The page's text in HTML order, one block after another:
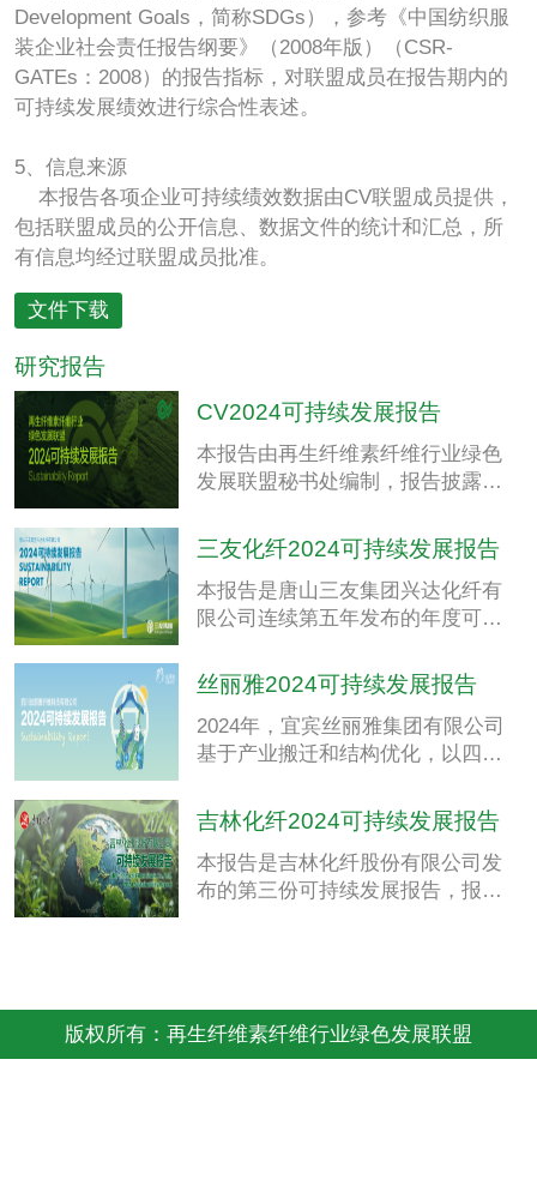
Development Goals，简称SDGs），参考《中国纺织服
装企业社会责任报告纲要》（2008年版）（CSR-
GATEs：2008）的报告指标，对联盟成员在报告期内的
可持续发展绩效进行综合性表述。
5、信息来源
本报告各项企业可持续绩效数据由CV联盟成员提供，
包括联盟成员的公开信息、数据文件的统计和汇总，所
有信息均经过联盟成员批准。
文件下载
研究报告
CV2024可持续发展报告
本报告由再生纤维素纤维行业绿色
发展联盟秘书处编制，报告披露了
效，回顾了2024年按照CV Roadmap
2025要求，CV联盟成员可持续发展
领域开展的工作情况，并对未来CV
联盟工作方向进行了展望。
三友化纤2024可持续发展报告
本报告是唐山三友集团兴达化纤有
限公司连续第五年发布的年度可持
社会及治理承诺的持续演进与实践
深化。报告按年度发布。
丝丽雅2024可持续发展报告
2024年，宜宾丝丽雅集团有限公司
基于产业搬迁和结构优化，以四川
接盐坪坝产业，成为集团纤维核心
板块的经营主体。因此，本年度首
次以四川丝丽雅纤维科技有限公司
名义发布《2024年可持续发展报
吉林化纤2024可持续发展报告
本报告是吉林化纤股份有限公司发
布的第三份可持续发展报告，报告
版权所有：再生纤维素纤维行业绿色发展联盟